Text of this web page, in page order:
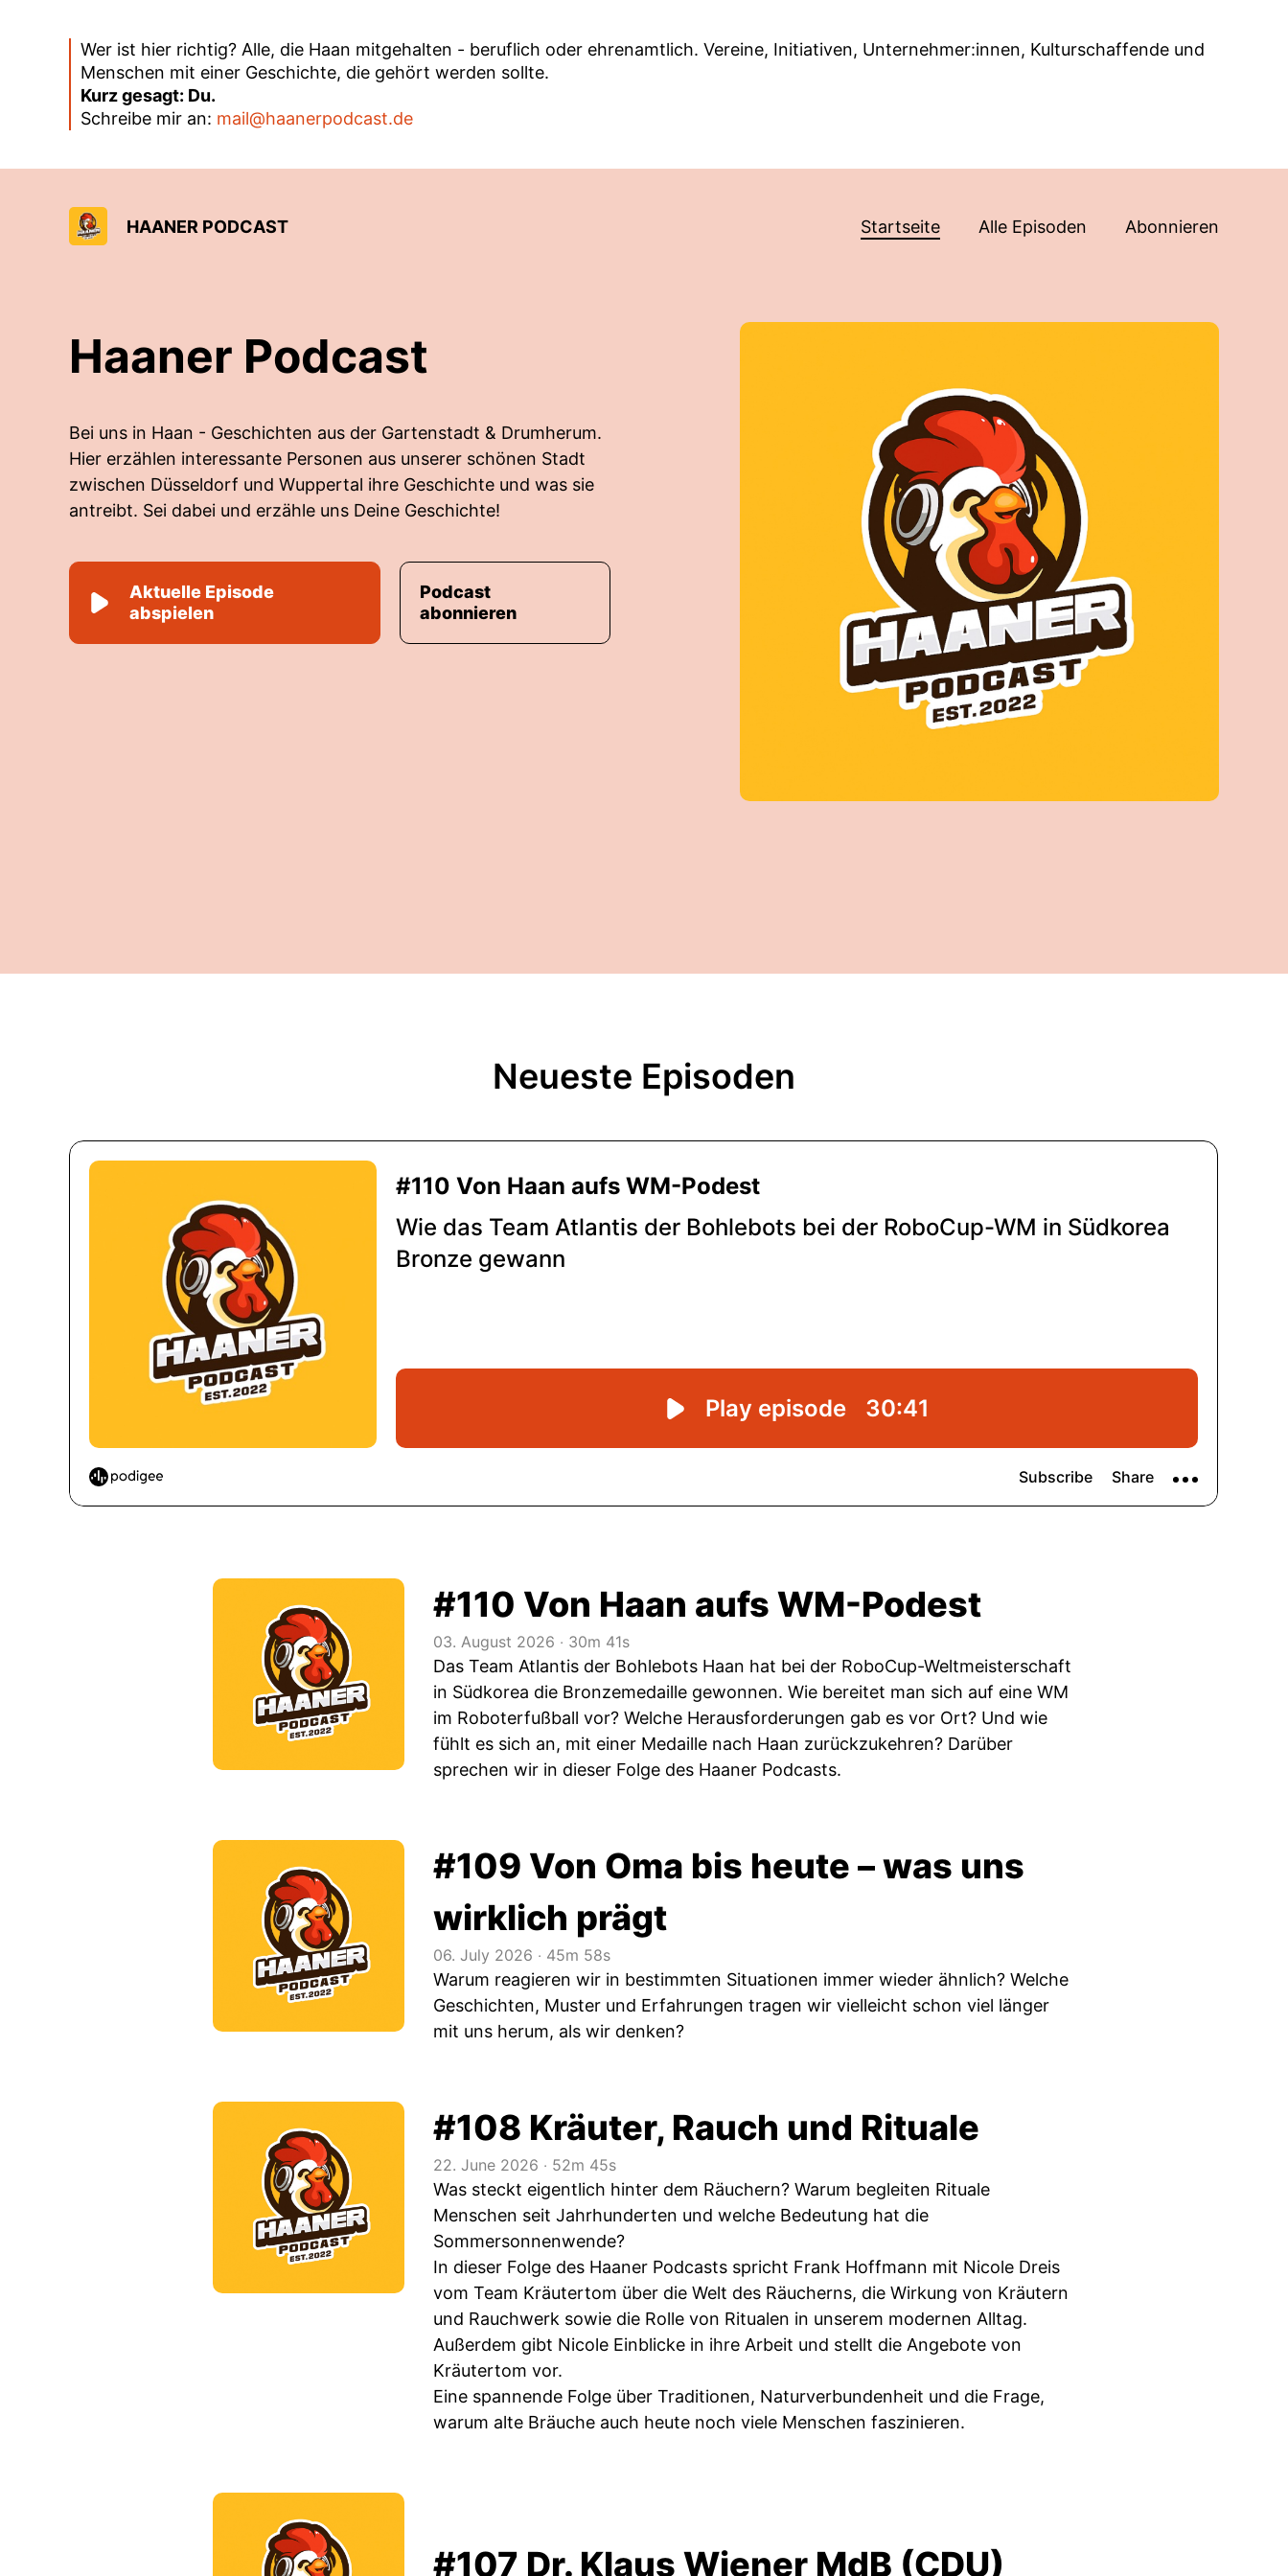
Wer ist hier richtig? Alle, die Haan mitgehalten - beruflich oder ehrenamtlich. Vereine, Initiativen, Unternehmer:innen, Kulturschaffende und
Menschen mit einer Geschichte, die gehört werden sollte.
Kurz gesagt: Du.
Schreibe mir an: mail@haanerpodcast.de
HAANER PODCAST Startseite Alle Episoden Abonnieren
Haaner Podcast
Bei uns in Haan - Geschichten aus der Gartenstadt & Drumherum.
Hier erzählen interessante Personen aus unserer schönen Stadt
zwischen Düsseldorf und Wuppertal ihre Geschichte und was sie
antreibt. Sei dabei und erzähle uns Deine Geschichte!
Aktuelle Episode
abspielen
Podcast
abonnieren
Neueste Episoden
#110 Von Haan aufs WM-Podest
03. August 2026 ‧ 30m 41s
Das Team Atlantis der Bohlebots Haan hat bei der RoboCup-Weltmeisterschaft
in Südkorea die Bronzemedaille gewonnen. Wie bereitet man sich auf eine WM
im Roboterfußball vor? Welche Herausforderungen gab es vor Ort? Und wie
fühlt es sich an, mit einer Medaille nach Haan zurückzukehren? Darüber
sprechen wir in dieser Folge des Haaner Podcasts.
#109 Von Oma bis heute – was uns
wirklich prägt
06. July 2026 ‧ 45m 58s
Warum reagieren wir in bestimmten Situationen immer wieder ähnlich? Welche
Geschichten, Muster und Erfahrungen tragen wir vielleicht schon viel länger
mit uns herum, als wir denken?
#108 Kräuter, Rauch und Rituale
22. June 2026 ‧ 52m 45s
Was steckt eigentlich hinter dem Räuchern? Warum begleiten Rituale
Menschen seit Jahrhunderten und welche Bedeutung hat die
Sommersonnenwende?
In dieser Folge des Haaner Podcasts spricht Frank Hoffmann mit Nicole Dreis
vom Team Kräutertom über die Welt des Räucherns, die Wirkung von Kräutern
und Rauchwerk sowie die Rolle von Ritualen in unserem modernen Alltag.
Außerdem gibt Nicole Einblicke in ihre Arbeit und stellt die Angebote von
Kräutertom vor.
Eine spannende Folge über Traditionen, Naturverbundenheit und die Frage,
warum alte Bräuche auch heute noch viele Menschen faszinieren.
#107 Dr. Klaus Wiener MdB (CDU)